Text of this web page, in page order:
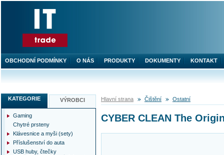
Hlavní strana Čištění Ostatní
CYBER CLEAN The
KATEGORIE VÝROBCI
Gaming
Chytré prsteny
Klávesnice a myši (sety)
Příslušenství do auta
USB huby, čtečky
OBCHODNÍ PODMÍNKY O NÁS PRODUKTY DOKUMENTY KONTAKT